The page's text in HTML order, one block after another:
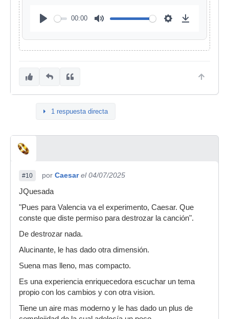
00:00
1 respuesta directa
#10 por Caesar el 04/07/2025
JQuesada
"Pues para Valencia va el experimento, Caesar. Que
conste que diste permiso para destrozar la canción".
De destrozar nada.
Alucinante, le has dado otra dimensión.
Suena mas lleno, mas compacto.
Es una experiencia enriquecedora escuchar un tema
propio con los cambios y con otra vision.
Tiene un aire mas moderno y le has dado un plus de